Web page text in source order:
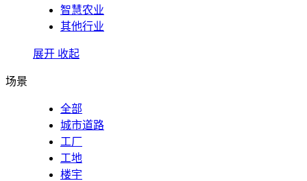
智慧农业
其他行业
展开 收起
场景
全部
城市道路
工厂
工地
楼宇